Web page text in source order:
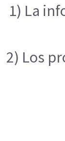
1) La
2) Los